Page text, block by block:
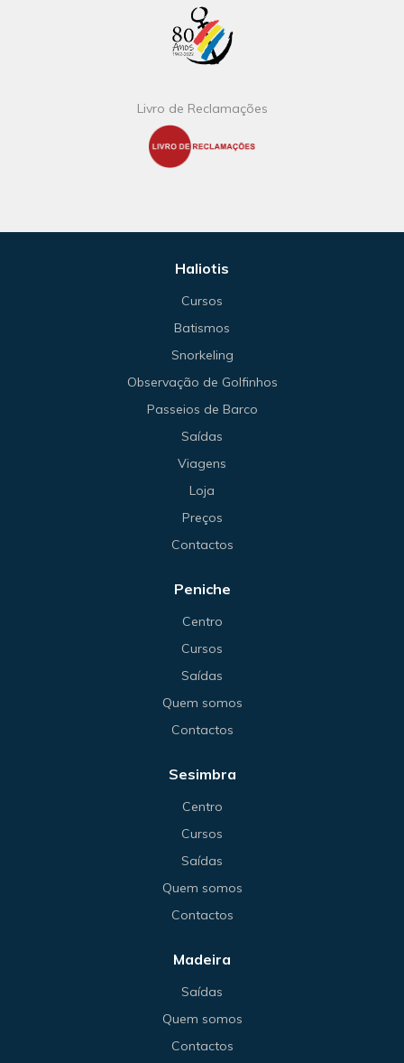
Livro de Reclamações
Haliotis
Cursos
Batismos
Snorkeling
Observação de Golfinhos
Passeios de Barco
Saídas
Viagens
Loja
Preços
Contactos
Peniche
Centro
Cursos
Saídas
Quem somos
Contactos
Sesimbra
Centro
Cursos
Saídas
Quem somos
Contactos
Madeira
Saídas
Quem somos
Contactos